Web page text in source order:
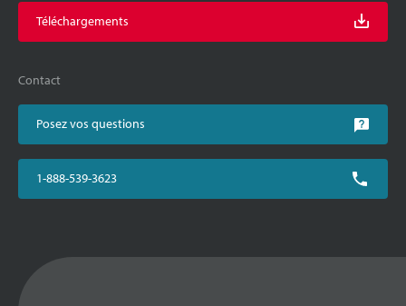
Téléchargements
Contact
Posez vos questions
1-888-539-3623